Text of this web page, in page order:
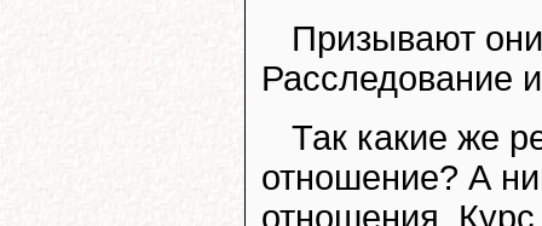
Призывают
Расследование
Так какие же
отношение? А
отношения.